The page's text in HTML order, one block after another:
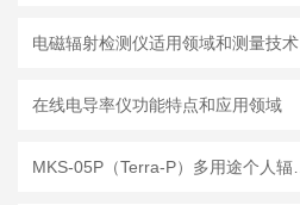
电磁辐射检测仪适用领域和测量技术
在线电导率仪功能特点和应用领域